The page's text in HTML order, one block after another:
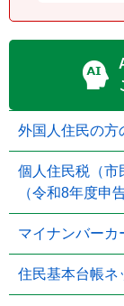
外国人住民の方
個人住民税（市
（令和8年度申
マイナンバーカ
住民基本台帳ネ